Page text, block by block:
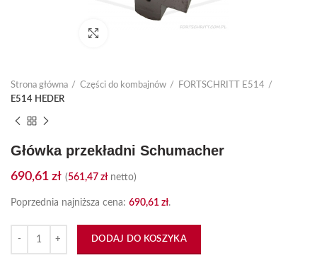
Strona główna Części do kombajnów
FORTSCHRITT E514
E514 HEDER
Główka przekładni Schumacher
690,61 zł (561,47 złnetto)
Poprzednia najniższa cena: 690,61 zł.
DODAJ DO KOSZYKA